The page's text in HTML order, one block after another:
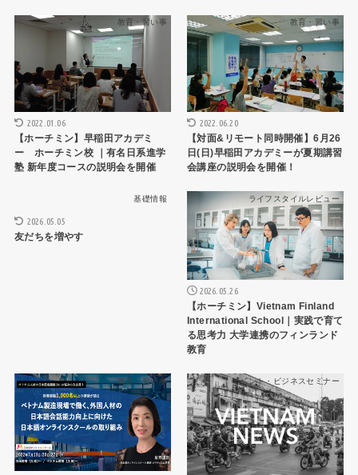
教育・習い事
2022.01.06
【ホーチミン】早稲田アカデミ
ー ホーチミン校 ｜有名日系進学
塾 新年度コースの説明会を開催
教育・習い事
2022.06.20
【対面&リモート同時開催】6月26
日(日)早稲田アカデミーが夏期講習
会講座の説明会を開催！
基礎情報
2026.05.05
友だちを増やす
ライフスタイルレビュー
2026.05.26
【ホーチミン】Vietnam Finland
International School｜実践で育て
る思考力 大学連携のフィンランド
教育
教育・習い事 イベント・ビジネスセミナー